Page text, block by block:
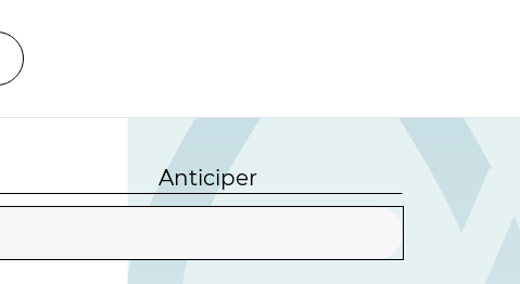
Anticiper